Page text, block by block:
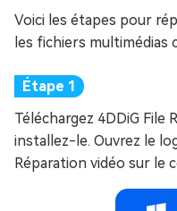
Voici les étapes pour
les fichiers multimédias
Téléchargez 4DDiG
installez-le. Ouvrez le
Réparation vidéo sur le